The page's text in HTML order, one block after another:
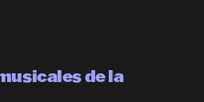
de la